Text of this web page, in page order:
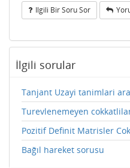
Ilgili Bir Soru Sor
İlgili sorular
Tanjant Uzayi tanimlari
Turevlenemeyen
Pozitif Definit Matrisler
Bağıl hareket sorusu